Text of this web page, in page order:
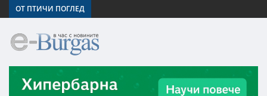
ОТ ПТИЧИ ПОГЛЕД